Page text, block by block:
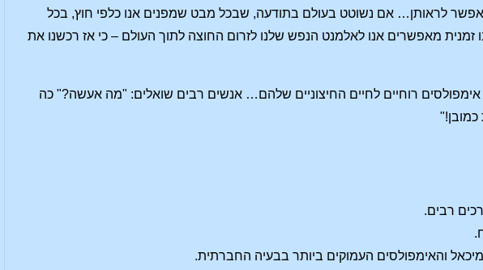
אפשר לראותן… אם נשוטט בעולם בתודעה, שבכל מבט שמפנים אנו כלפי חוץ, בכל
זמנית מאפשרים אנו לאלמנט הנפש שלנו לזרום החוצה לתוך העולם – כי אז רכשנו את
רוחיים לחיים החיצוניים שלהם… אנשים רבים שואלים: "מה אעשה?" כה
כמובן!"